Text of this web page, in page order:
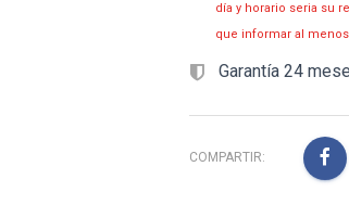
día y horario seria su
que informar al menos
Garantía 24
COMPARTIR: